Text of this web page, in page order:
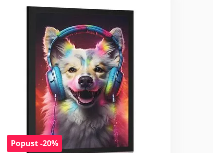
Popust -20%